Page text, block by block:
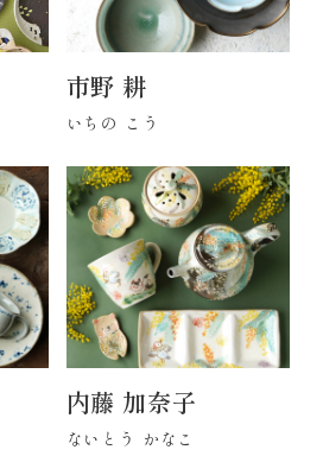
市野 耕
いちの こう
内藤 加奈子
ないとう かなこ